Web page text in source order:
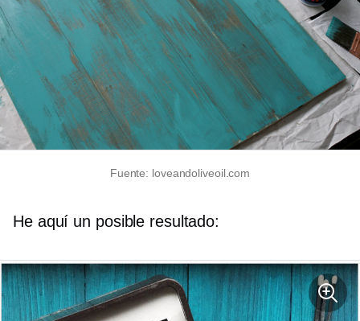
Fuente: loveandoliveoil.com
He aquí un posible resultado: